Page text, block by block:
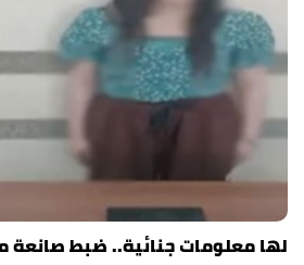
لها معلومات جنائية.. ضبط